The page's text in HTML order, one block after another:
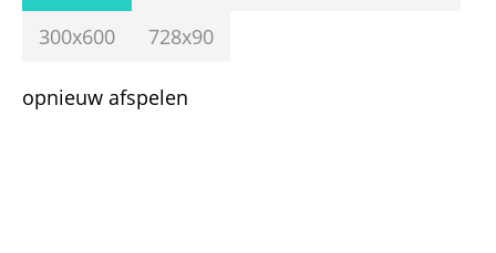
300x600
728x90
opnieuw afspelen